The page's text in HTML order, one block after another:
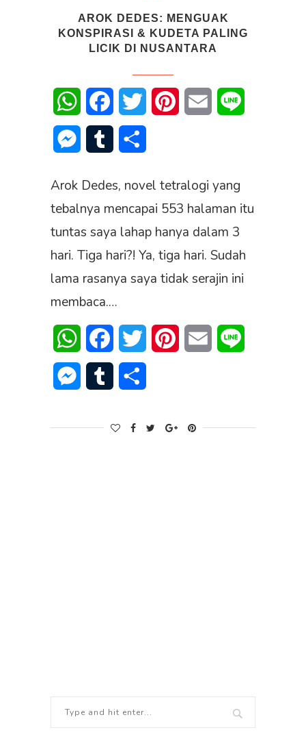
AROK DEDES: MENGUAK
KONSPIRASI & KUDETA PALING
LICIK DI NUSANTARA
WhatsAppFacebookTwitter PinterestEmail
Messenger
Tumblr
Arok Dedes, novel tetralogi yang
tebalnya mencapai 553 halaman itu
tuntas saya lahap hanya dalam 3
hari. Tiga hari?! Ya, tiga hari. Sudah
lama rasanya saya tidak serajin ini
membaca.…
WhatsAppFacebookTwitter PinterestEmail
Messenger
Tumblr